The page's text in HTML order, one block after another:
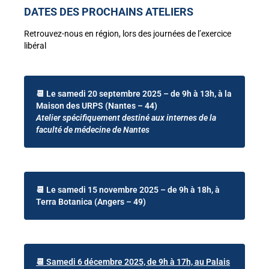
DATES DES PROCHAINS ATELIERS
Retrouvez-nous en région, lors des journées de l’exercice
libéral
📆 Le samedi 20 septembre 2025 – de 9h à 13h, à la
Maison des URPS (Nantes – 44)
Atelier spécifiquement destiné aux internes de la
faculté de médecine de Nantes
📆 Le samedi 15 novembre 2025 – de 9h à 18h, à
Terra Botanica (Angers – 49)
📆 Samedi 6 décembre 2025, de 9h à 17h, au Palais